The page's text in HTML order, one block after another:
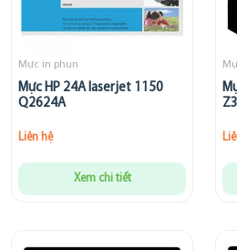
Mực in phun
Mực HP 24A laserjet 1150
Q2624A
Liên hệ
Xem chi tiết